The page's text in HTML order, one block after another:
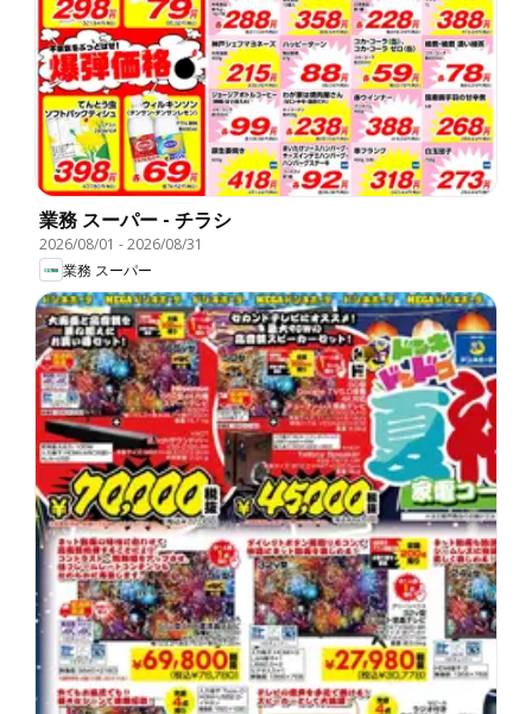
業務 スーパー - チラシ
2026/08/01 -2026/08/31
業務 スーパー